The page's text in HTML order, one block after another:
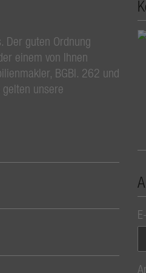
Der guten Ordnung
einem von Ihnen
BGBl. 262 und
unsere